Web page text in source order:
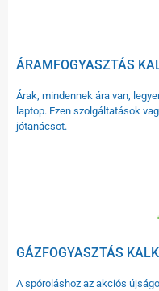
ÁRAMFOGYASZTÁS
Árak, mindennek ára van,
laptop. Ezen szolgáltatások
jótanácsot.
GÁZFOGYASZTÁS
A spóroláshoz az akciós